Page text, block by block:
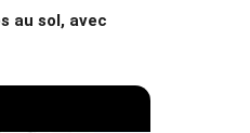
au sol, avec